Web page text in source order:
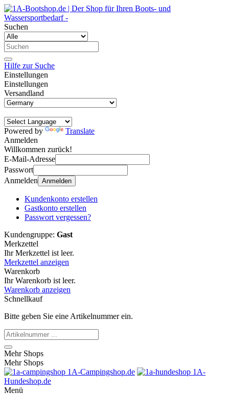
Suchen
Hilfe zur Suche
Einstellungen
Einstellungen
Versandland
Powered by
Translate
Anmelden
Willkommen zurück!
E-Mail-Adresse
Passwort
Anmelden Anmelden
Kundenkonto erstellen
Gastkonto erstellen
Passwort vergessen?
Kundengruppe: Gast
Merkzettel
Ihr Merkzettel ist leer.
Merkzettel anzeigen
Warenkorb
Ihr Warenkorb ist leer.
Warenkorb anzeigen
Schnellkauf
Bitte geben Sie eine Artikelnummer ein.
Mehr Shops
Mehr Shops
1A-Campingshop.de
1A-
Hundeshop.de
Menü